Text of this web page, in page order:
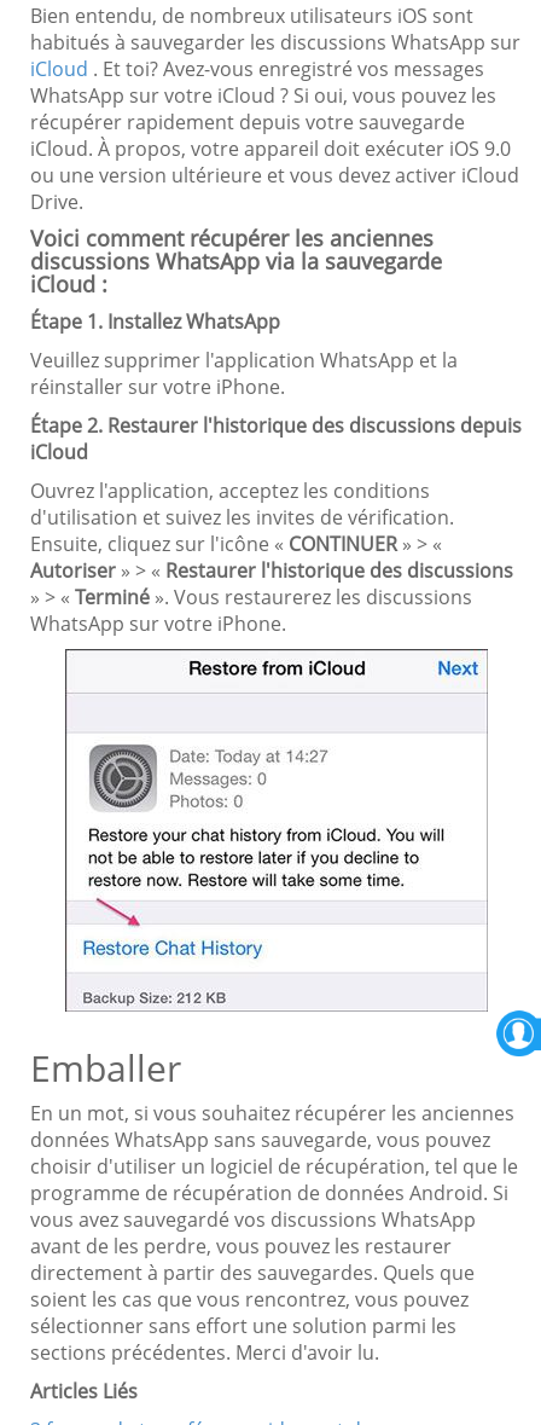
Bien entendu, de nombreux utilisateurs iOS sont
habitués à sauvegarder les discussions WhatsApp sur
iCloud . Et toi? Avez-vous enregistré vos messages
WhatsApp sur votre iCloud ? Si oui, vous pouvez les
récupérer rapidement depuis votre sauvegarde
iCloud. À propos, votre appareil doit exécuter iOS 9.0
ou une version ultérieure et vous devez activer iCloud
Drive.
Voici comment récupérer les anciennes
discussions WhatsApp via la sauvegarde
iCloud :
Étape 1. Installez WhatsApp
Veuillez supprimer l'application WhatsApp et la
réinstaller sur votre iPhone.
Étape 2. Restaurer l'historique des discussions depuis
iCloud
Ouvrez l'application, acceptez les conditions
d'utilisation et suivez les invites de vérification.
Ensuite, cliquez sur l'icône « CONTINUER» > «
Autoriser » > « Restaurer l'historique des discussions
» > « Terminé ». Vous restaurerez les discussions
WhatsApp sur votre iPhone.
Emballer
En un mot, si vous souhaitez récupérer les anciennes
données WhatsApp sans sauvegarde, vous pouvez
choisir d'utiliser un logiciel de récupération, tel que le
programme de récupération de données Android. Si
vous avez sauvegardé vos discussions WhatsApp
avant de les perdre, vous pouvez les restaurer
directement à partir des sauvegardes. Quels que
soient les cas que vous rencontrez, vous pouvez
sélectionner sans effort une solution parmi les
sections précédentes. Merci d'avoir lu.
Articles Liés